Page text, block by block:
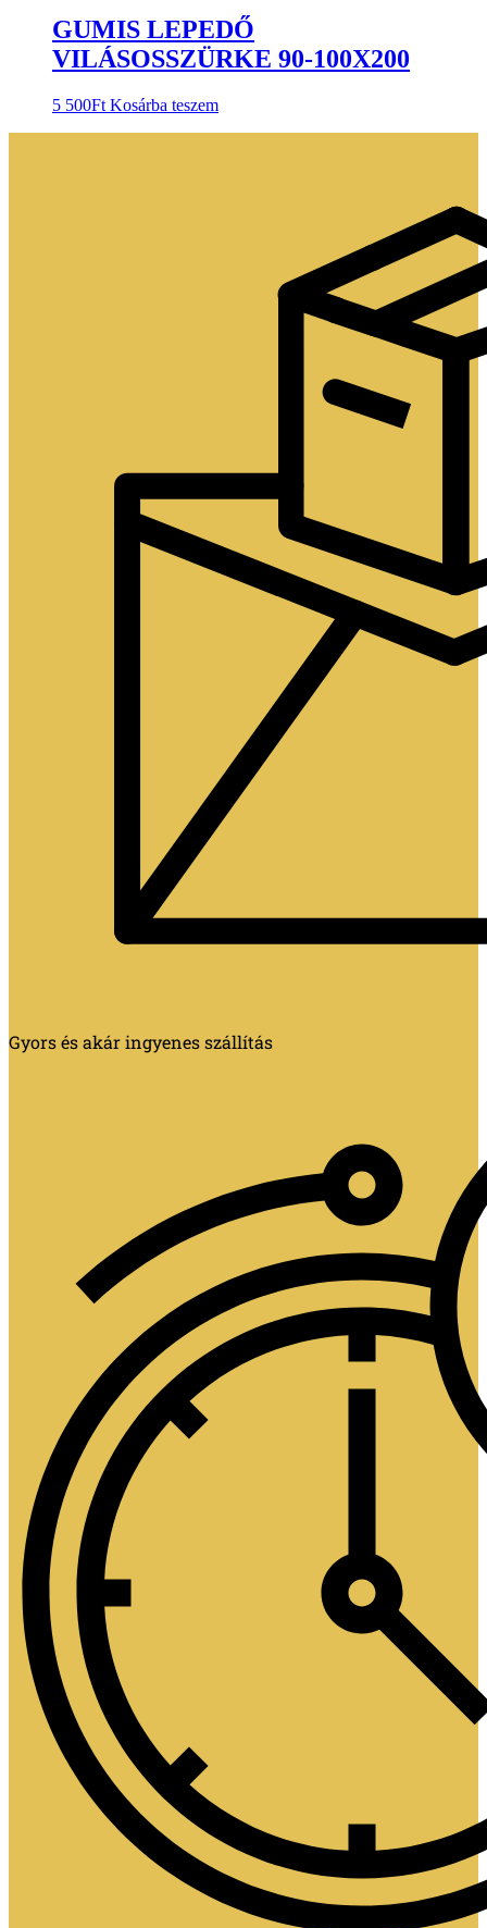
GUMIS LEPEDŐ
VILÁSOSSZÜRKE 90-100X200
5 500Ft Kosárba teszem
Gyors és akár ingyenes szállítás